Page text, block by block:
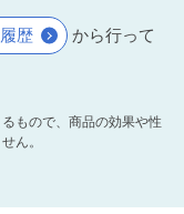
歴
から行って
もので、商品の効果や性
ん。